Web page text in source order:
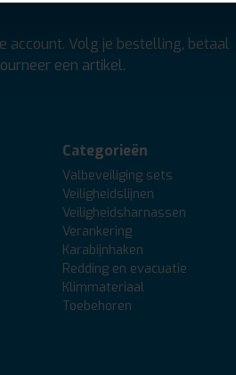
account. Volg je bestelling, betaal
een artikel.
Categorieën
Valbeveiliging sets
Veiligheidslijnen
Veiligheidsharnassen
Verankering
Karabijnhaken
Redding en evacuatie
Klimmateriaal
Toebehoren